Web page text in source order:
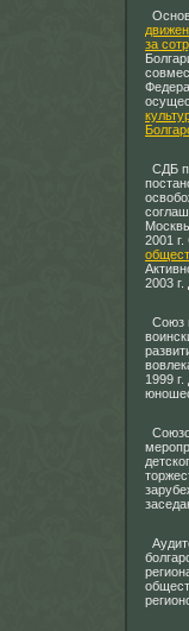
за
СДБ
2001
2003
Союз
1999